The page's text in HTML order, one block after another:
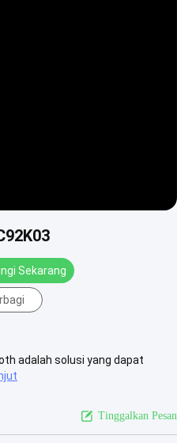
Sekarang
adalah solusi yang dapat
Tinggalkan Pesan